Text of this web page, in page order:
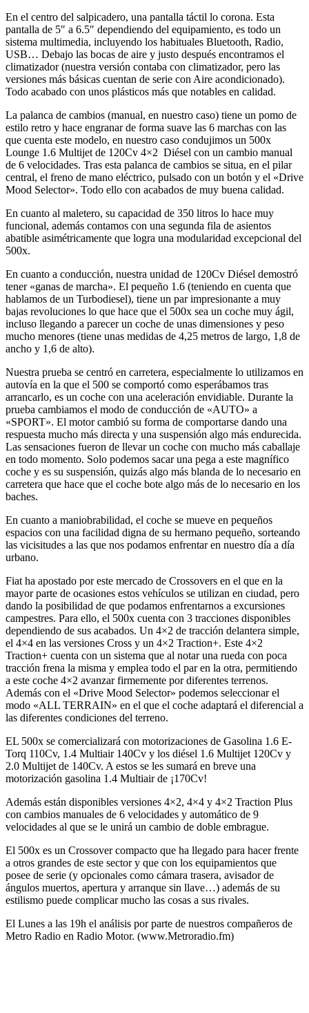
En el centro del salpicadero, una pantalla táctil lo corona. Esta
pantalla de 5″ a 6.5″ dependiendo del equipamiento, es todo un
sistema multimedia, incluyendo los habituales Bluetooth, Radio,
USB… Debajo las bocas de aire y justo después encontramos el
climatizador (nuestra versión contaba con climatizador, pero las
versiones más básicas cuentan de serie con Aire acondicionado).
Todo acabado con unos plásticos más que notables en calidad.
La palanca de cambios (manual, en nuestro caso) tiene un pomo de
estilo retro y hace engranar de forma suave las 6 marchas con las
que cuenta este modelo, en nuestro caso condujimos un 500x
Lounge 1.6 Multijet de 120Cv 4×2 Diésel con un cambio manual
de 6 velocidades. Tras esta palanca de cambios se situa, en el pilar
central, el freno de mano eléctrico, pulsado con un botón y el «Drive
Mood Selector». Todo ello con acabados de muy buena calidad.
En cuanto al maletero, su capacidad de 350 litros lo hace muy
funcional, además contamos con una segunda fila de asientos
abatible asimétricamente que logra una modularidad excepcional del
500x.
En cuanto a conducción, nuestra unidad de 120Cv Diésel demostró
tener «ganas de marcha». El pequeño 1.6 (teniendo en cuenta que
hablamos de un Turbodiesel), tiene un par impresionante a muy
bajas revoluciones lo que hace que el 500x sea un coche muy ágil,
incluso llegando a parecer un coche de unas dimensiones y peso
mucho menores (tiene unas medidas de 4,25 metros de largo, 1,8 de
ancho y 1,6 de alto).
Nuestra prueba se centró en carretera, especialmente lo utilizamos en
autovía en la que el 500 se comportó como esperábamos tras
arrancarlo, es un coche con una aceleración envidiable. Durante la
prueba cambiamos el modo de conducción de «AUTO» a
«SPORT». El motor cambió su forma de comportarse dando una
respuesta mucho más directa y una suspensión algo más endurecida.
Las sensaciones fueron de llevar un coche con mucho más caballaje
en todo momento. Solo podemos sacar una pega a este magnífico
coche y es su suspensión, quizás algo más blanda de lo necesario en
carretera que hace que el coche bote algo más de lo necesario en los
baches.
En cuanto a maniobrabilidad, el coche se mueve en pequeños
espacios con una facilidad digna de su hermano pequeño, sorteando
las vicisitudes a las que nos podamos enfrentar en nuestro día a día
urbano.
Fiat ha apostado por este mercado de Crossovers en el que en la
mayor parte de ocasiones estos vehículos se utilizan en ciudad, pero
dando la posibilidad de que podamos enfrentarnos a excursiones
campestres. Para ello, el 500x cuenta con 3 tracciones disponibles
dependiendo de sus acabados. Un 4×2 de tracción delantera simple,
el 4×4 en las versiones Cross y un 4×2 Traction+. Este 4×2
Traction+ cuenta con un sistema que al notar una rueda con poca
tracción frena la misma y emplea todo el par en la otra, permitiendo
a este coche 4×2 avanzar firmemente por diferentes terrenos.
Además con el «Drive Mood Selector» podemos seleccionar el
modo «ALL TERRAIN» en el que el coche adaptará el diferencial a
las diferentes condiciones del terreno.
EL 500x se comercializará con motorizaciones de Gasolina 1.6 E-
Torq 110Cv, 1.4 Multiair 140Cv y los diésel 1.6 Multijet 120Cv y
2.0 Multijet de 140Cv. A estos se les sumará en breve una
motorización gasolina 1.4 Multiair de ¡170Cv!
Además están disponibles versiones 4×2, 4×4 y 4×2 Traction Plus
con cambios manuales de 6 velocidades y automático de 9
velocidades al que se le unirá un cambio de doble embrague.
El 500x es un Crossover compacto que ha llegado para hacer frente
a otros grandes de este sector y que con los equipamientos que
posee de serie (y opcionales como cámara trasera, avisador de
ángulos muertos, apertura y arranque sin llave…) además de su
estilismo puede complicar mucho las cosas a sus rivales.
El Lunes a las 19h el análisis por parte de nuestros compañeros de
Metro Radio en Radio Motor. (www.Metroradio.fm)